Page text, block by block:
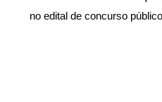
no edital de concurso